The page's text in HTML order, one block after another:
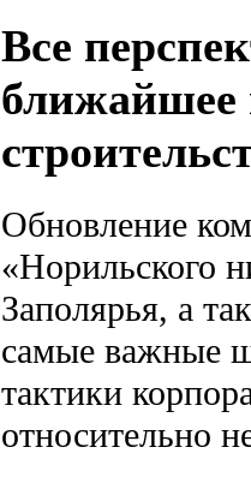
Все
ближайшее
Обновление
«Норильского
Заполярья, а
самые важные
тактики
относительно